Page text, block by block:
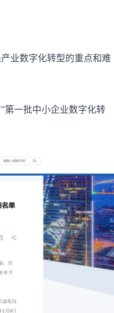
业数字化转型的重点和难
第一批中小企业数字化转